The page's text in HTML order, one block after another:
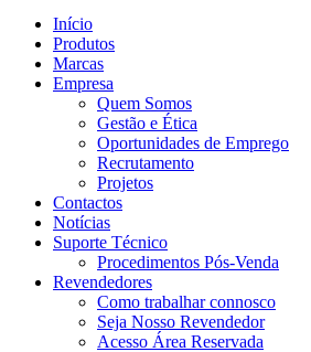
Início
Produtos
Marcas
Empresa
Quem Somos
Gestão e Ética
Oportunidades de Emprego
Recrutamento
Projetos
Contactos
Notícias
Suporte Técnico
Procedimentos Pós-Venda
Revendedores
Como trabalhar connosco
Seja Nosso Revendedor
Acesso Área Reservada